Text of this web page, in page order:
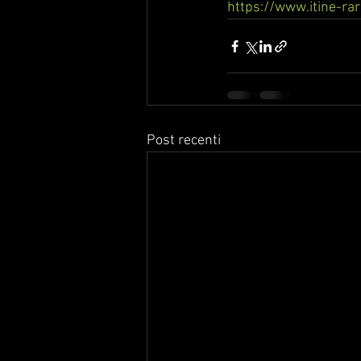
https://www.itine-
Post recenti